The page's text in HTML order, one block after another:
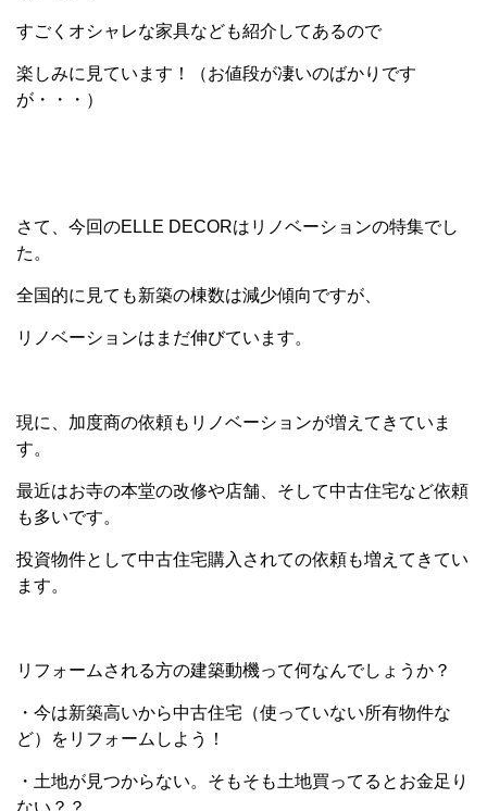
すごくオシャレな家具なども紹介してあるので
楽しみに見ています！（お値段が凄いのばかりです
が・・・）
さて、今回のELLE DECORはリノベーションの特集でし
た。
全国的に見ても新築の棟数は減少傾向ですが、
リノベーションはまだ伸びています。
現に、加度商の依頼もリノベーションが増えてきていま
す。
最近はお寺の本堂の改修や店舗、そして中古住宅など依頼
も多いです。
投資物件として中古住宅購入されての依頼も増えてきてい
ます。
リフォームされる方の建築動機って何なんでしょうか？
・今は新築高いから中古住宅（使っていない所有物件な
ど）をリフォームしよう！
・土地が見つからない。そもそも土地買ってるとお金足り